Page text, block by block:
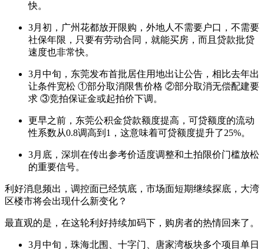
快。
3月初，广州花都放开限购，外地人不需要户口，不需要
社保年限，只要有劳动合同，就能买房，而且贷款批贷
速度也非常快。
3月中旬，东莞发布首批居住用地出让公告，相比去年出
让条件宽松 ①部分取消限售价格 ②部分取消无偿配建要
求 ③竞拍保证金或起拍价下调。
更早之前，东莞公积金贷款额度提高，可贷额度的流动
性系数从0.8调高到1，这意味着可贷额度提升了25%。
3月底，深圳在传出参考价适度调整和土拍限价门槛放松
的重要信号。
利好消息频出，调控面已经筑底，市场面短期继续探底，大湾
区楼市将会出现什么新变化？
最直观的是，在这轮利好持续加码下，购房者的热情回来了。
3月中旬，珠海北围、十字门、唐家湾板块多个项目单日